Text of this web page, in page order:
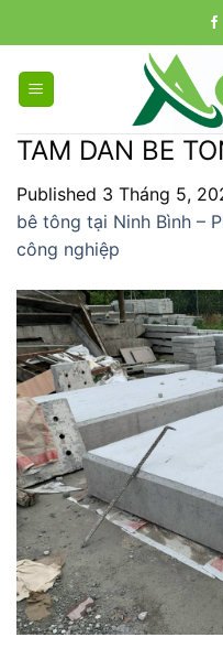
to
content
TAM DAN BE
Published 3 Tháng 5,
bê tông tại Ninh Bình –
công nghiệp